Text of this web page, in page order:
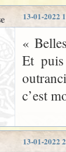
13-01-2022
«
Et
c’est
13-01-2022